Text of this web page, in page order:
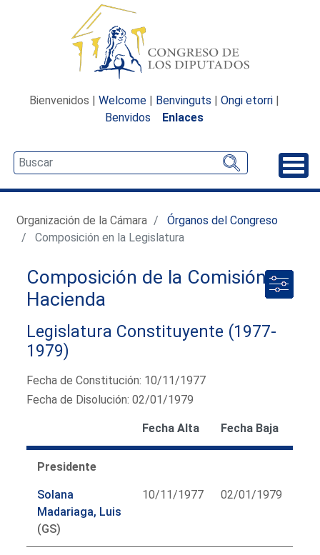
Bienvenidos | Welcome | Benvinguts | Ongi etorri |
Benvidos
Enlaces
Organización de la Cámara
Órganos del Congreso
Composición en la Legislatura
Composición de la Comisión de
Hacienda
Legislatura Constituyente (1977-
1979)
Fecha de Constitución: 10/11/1977
Fecha de Disolución: 02/01/1979
Fecha Alta Fecha Baja
Presidente
Solana
Madariaga, Luis
(GS)
10/11/1977 02/01/1979